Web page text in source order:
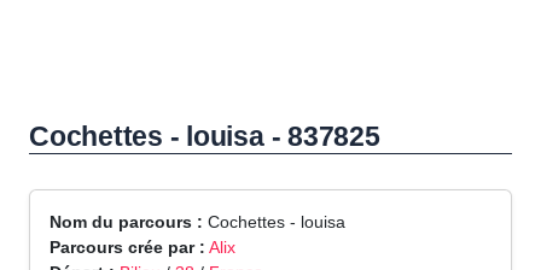
Cochettes - louisa - 837825
Nom du parcours : Cochettes - louisa
Parcours crée par : Alix